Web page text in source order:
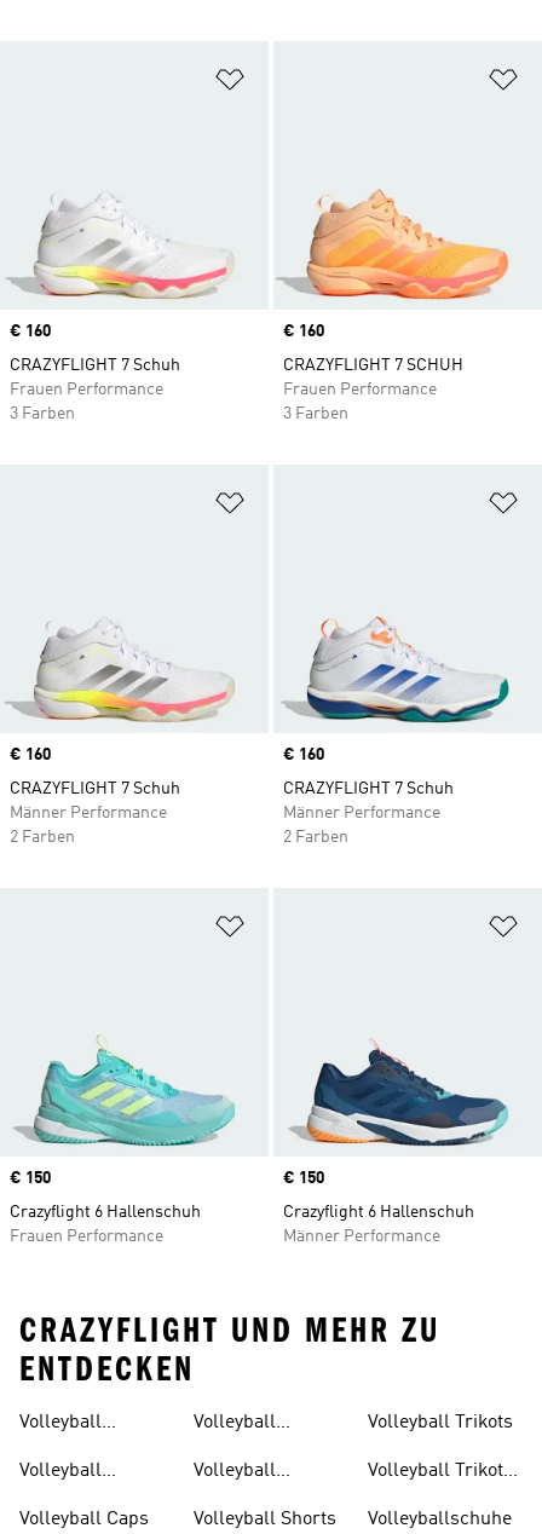
Price
€ 160
CRAZYFLIGHT 7 Schuh
Frauen Performance
3 Farben
Price
€ 160
CRAZYFLIGHT 7 SCHUH
Frauen Performance
3 Farben
Price
€ 160
CRAZYFLIGHT 7 Schuh
Männer Performance
2 Farben
Price
€ 160
CRAZYFLIGHT 7 Schuh
Männer Performance
2 Farben
Price
€ 150
Crazyflight 6 Hallenschuh
Frauen Performance
Price
€ 150
Crazyflight 6 Hallenschuh
Männer Performance
CRAZYFLIGHT UND MEHR ZU
ENTDECKEN
Volleyball
Volleyball
Volleyball Caps
Volleyball
Volleyball
Volleyball Shorts
Volleyball Trikots
Volleyball Trikots
Volleyballschuhe